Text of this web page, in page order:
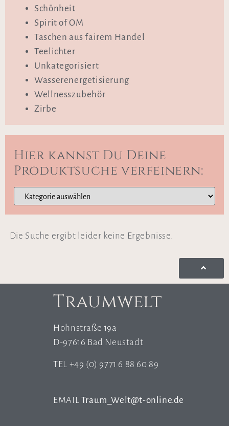
Schönheit
Spirit of OM
Taschen aus fairem Handel
Teelichter
Unkategorisiert
Wasserenergetisierung
Wellnesszubehör
Zirbe
Hier kannst Du Deine
Produktsuche verfeinern:
Die Suche ergibt leider keine Ergebnisse.
Traumwelt
Hohnstraße 19a
D-97616 Bad Neustadt
TEL +49 (0) 9771 6 88 60 89
EMAIL Traum_Welt@t-online.de